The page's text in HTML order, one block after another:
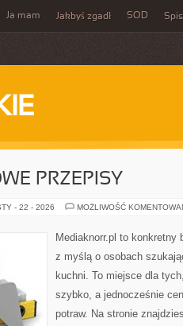
Ja mam Jakbyś zgadł SOD
PRZEPISY
- 22 - 2026 MOŻLIWOŚĆ
Mediaknorr.pl to konkretny
z myślą o osobach
kuchni. To miejsce dla
szybko, a jednocześnie
potraw. Na stronie